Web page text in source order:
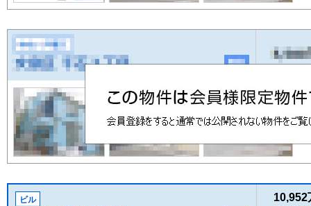
ビル
10,952